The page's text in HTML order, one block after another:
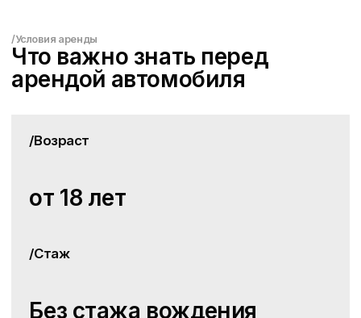
гостиница Novotel
Посмотреть на карте
Политика конфиденциальности